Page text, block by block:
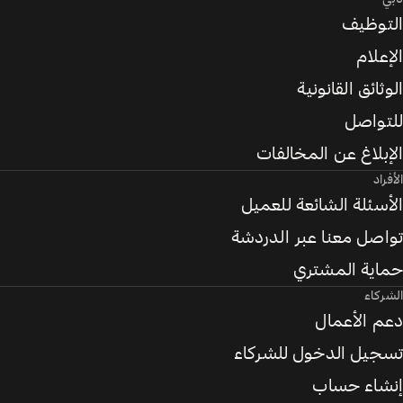
التوظيف
الإعلام
الوثائق القانونية
للتواصل
الإبلاغ عن المخالفات
الأفراد
الأسئلة الشائعة للعميل
تواصل معنا عبر الدردشة
حماية المشتري
الشركاء
دعم الأعمال
تسجيل الدخول للشركاء
إنشاء حساب